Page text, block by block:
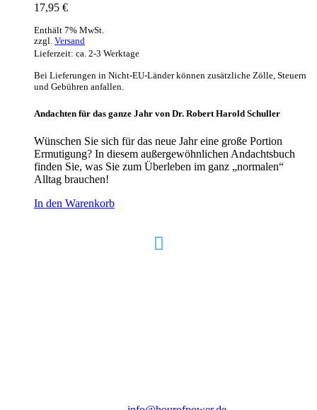
17,95 €
Enthält 7% MwSt.
zzgl. Versand
Lieferzeit: ca. 2-3 Werktage
Bei Lieferungen in Nicht-EU-Länder können zusätzliche Zölle, Steuern
und Gebühren anfallen.
Andachten für das ganze Jahr von Dr. Robert Harold Schuller
Wünschen Sie sich für das neue Jahr eine große Portion
Ermutigung? In diesem außergewöhnlichen Andachtsbuch
finden Sie, was Sie zum Überleben im ganz „normalen“
Alltag brauchen!
In den Warenkorb